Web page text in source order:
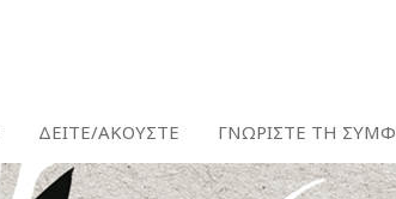
ΔΕΙΤΕ/ΑΚΟΥΣΤΕ ΓΝΩΡΙΣΤΕ ΤΗ